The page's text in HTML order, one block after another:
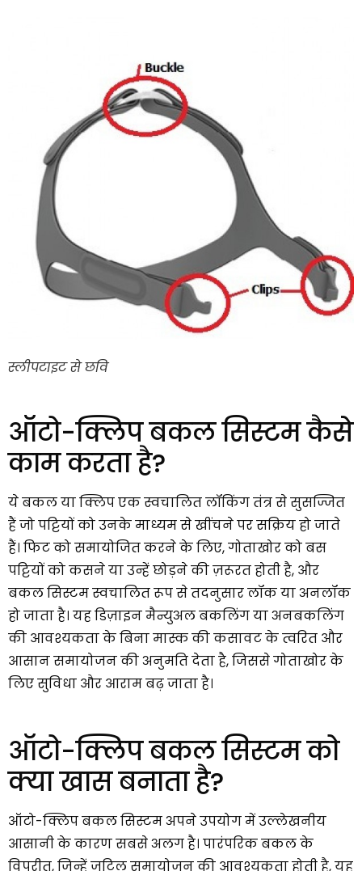
स्लीपटाइट से छवि
ऑटो-क्लिप बकल सिस्टम कैसे
काम करता है?
ये बकल या क्लिप एक स्वचालित लॉकिंग तंत्र से सुसज्जित
हैं जो पट्टियों को उनके माध्यम से खींचने पर सक्रिय हो जाते
हैं। फिट को समायोजित करने के लिए, गोताखोर को बस
पट्टियों को कसने या उन्हें छोड़ने की ज़रूरत होती है, और
बकल सिस्टम स्वचालित रूप से तदनुसार लॉक या अनलॉक
हो जाता है। यह डिज़ाइन मैन्युअल बकलिंग या अनबकलिंग
की आवश्यकता के बिना मास्क की कसावट के त्वरित और
आसान समायोजन की अनुमति देता है, जिससे गोताखोर के
लिए सुविधा और आराम बढ़ जाता है।
ऑटो-क्लिप बकल सिस्टम को
क्या खास बनाता है?
ऑटो-क्लिप बकल सिस्टम अपने उपयोग में उल्लेखनीय
आसानी के कारण सबसे अलग है। पारंपरिक बकल के
विपरीत, जिन्हें जटिल समायोजन की आवश्यकता होती है, यह